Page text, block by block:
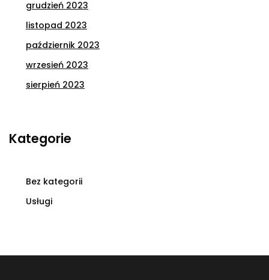
grudzień 2023
listopad 2023
październik 2023
wrzesień 2023
sierpień 2023
Kategorie
Bez kategorii
Usługi